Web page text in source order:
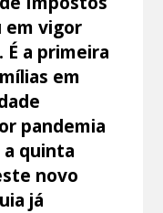
em vigor
É a primeira
em
pandemia
quinta
novo
já